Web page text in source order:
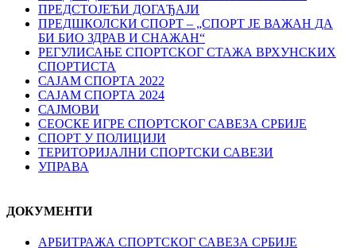
ПРЕДСТОЈЕЋИ ДОГАЂАЈИ
ПРЕДШКОЛСКИ СПОРТ – „СПОРТ ЈЕ ВАЖАН ДА
БИ БИО ЗДРАВ И СНАЖАН“
РЕГУЛИСАЊЕ СПОРТСKОГ СТАЖА ВРХУНСKИХ
СПОРТИСТА
САЈАМ СПОРТА 2022
САЈАМ СПОРТА 2024
САЈМОВИ
СЕОСКЕ ИГРЕ СПОРТСКОГ САВЕЗА СРБИЈЕ
СПОРТ У ПОЛИЦИЈИ
ТЕРИТОРИЈАЛНИ СПОРТСКИ САВЕЗИ
УПРАВА
ДОКУМЕНТИ
АРБИТРАЖА СПОРТСКОГ САВЕЗА СРБИЈЕ